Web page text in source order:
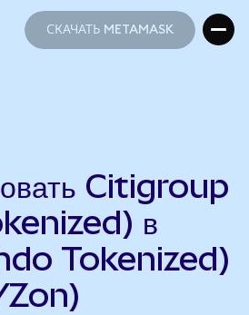
СКАЧАТЬ METAMASK
Citigroup
в
Tokenized)